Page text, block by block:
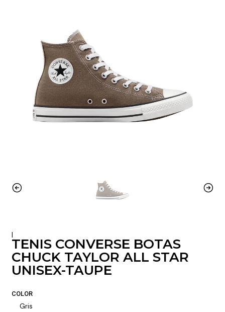
|
TENIS CONVERSE BOTAS
CHUCK TAYLOR ALL STAR
UNISEX-TAUPE
COLOR
Gris